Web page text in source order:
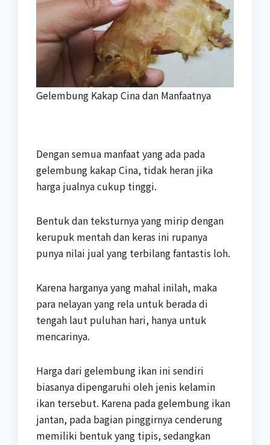
Gelembung Kakap Cina dan Manfaatnya
Dengan semua manfaat yang ada pada
gelembung kakap Cina, tidak heran jika
harga jualnya cukup tinggi.
Bentuk dan teksturnya yang mirip dengan
kerupuk mentah dan keras ini rupanya
punya nilai jual yang terbilang fantastis loh.
Karena harganya yang mahal inilah, maka
para nelayan yang rela untuk berada di
tengah laut puluhan hari, hanya untuk
mencarinya.
Harga dari gelembung ikan ini sendiri
biasanya dipengaruhi oleh jenis kelamin
ikan tersebut. Karena pada gelembung ikan
jantan, pada bagian pinggirnya cenderung
memiliki bentuk yang tipis, sedangkan